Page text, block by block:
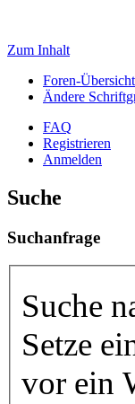
Zum Inhalt
Foren-Übersicht
Ändere
FAQ
Registrieren
Anmelden
Suche
Suchanfrage
Suche
Setze
vor ein